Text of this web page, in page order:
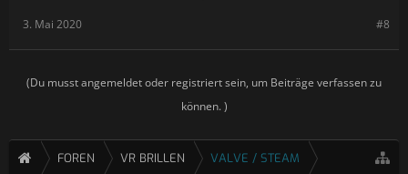
#8
3. Mai 2020
(Du musst angemeldet oder registriert sein, um Beiträge verfassen zu
können. )
FOREN VR BRILLEN VALVE / STEAM